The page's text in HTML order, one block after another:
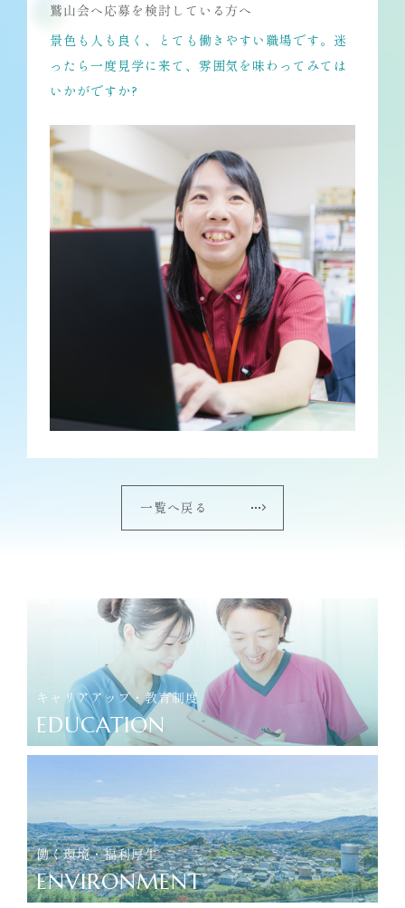
鷲山会へ応募を検討している方へ
景色も人も良く、とても働きやすい職場です。迷
ったら一度見学に来て、雰囲気を味わってみては
いかがですか?
一覧へ戻る
キャリアアップ・教育制度
EDUCATION
働く環境・福利厚生
ENVIRONMENT